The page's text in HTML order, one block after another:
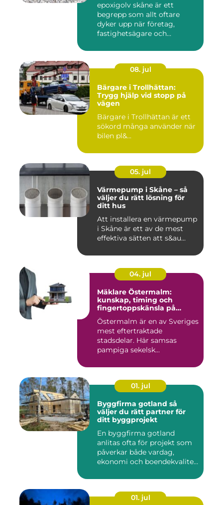
epoxigolv skåne är ett
begrepp som allt oftare
dyker upp när företag,
fastighetsägare och
08. jul
Bärgare i Trollhättan:
Trygg hjälp vid stopp på
vägen
Bärgare i Trollhättan är ett
sökord många använder när
bilen pl&...
05. jul
Värmepump i Skåne – så
väljer du rätt lösning för
ditt hus
Att installera en värmepump
i Skåne är ett av de mest
effektiva sätten att s&au...
04. jul
Mäklare Östermalm:
kunskap, timing och
fingertoppskänsla på
stockholms mest klassiska
adress
Östermalm är en av Sveriges
mest eftertraktade
stadsdelar. Här samsas
pampiga sekelsk...
01. jul
Byggfirma gotland så
väljer du rätt partner för
ditt byggprojekt
En byggfirma gotland
anlitas ofta för projekt som
påverkar både vardag,
ekonomi och boendekvalitet
01. jul